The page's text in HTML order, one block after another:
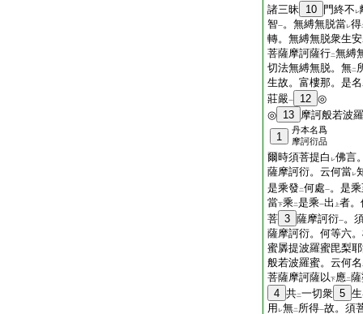
諸三昧 10 門終不 レ
智一。無縛無脱當レ得
轉。無縛無脱衆生安
菩薩摩訶薩行二無縛
切法無縛無脱。無二
生故。富樓那。是名
莊嚴一 12 ◎
◎ 13 摩訶般若波
1
丹本名爲
摩訶衍品
爾時須菩提白 レ佛言
薩摩訶衍。云何當レ
是乘發 二何處一。是
當下乘 二是乘一出 上者。
菩 3 薩摩訶衍一。
薩摩訶衍。何等六
蜜羼提波羅蜜毘梨
般若波羅蜜。云何名
菩薩摩訶薩以下應二
4 共二一切衆 5 生
用 レ無二 所得一故。須